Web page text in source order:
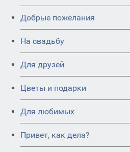
Добрые пожелания
На свадьбу
Для друзей
Цветы и подарки
Для любимых
Привет, как дела?